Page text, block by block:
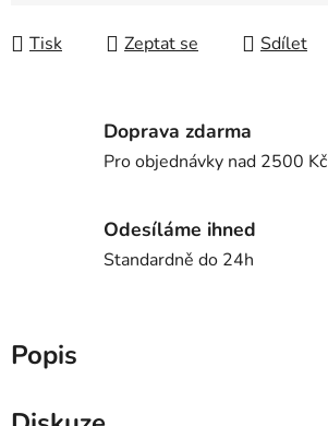
Tisk Zeptat se Sdílet
Doprava zdarma
Pro objednávky nad 2500 Kč
Odesíláme ihned
Standardně do 24h
Popis